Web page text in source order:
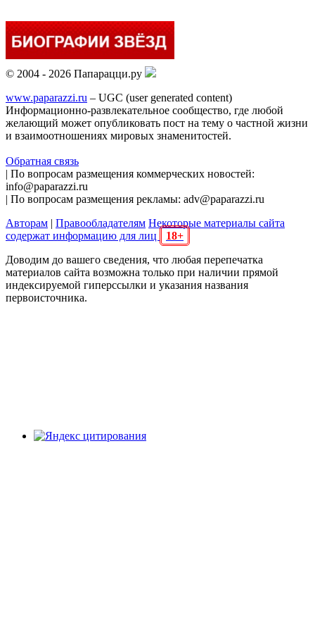
© 2004 - 2026 Папарацци.ру
www.paparazzi.ru – UGC (user generated content)
Информационно-развлекательное сообщество, где любой
желающий может опубликовать пост на тему о частной жизни
и взаимоотношениях мировых знаменитостей.
Обратная связь
| По вопросам размещения коммерческих новостей:
info@paparazzi.ru
| По вопросам размещения рекламы: adv@paparazzi.ru
Авторам | Правообладателям Некоторые материалы сайта
содержат информацию для лиц
18+
Доводим до вашего сведения, что любая перепечатка
материалов сайта возможна только при наличии прямой
индексируемой гиперссылки и указания названия
первоисточника.